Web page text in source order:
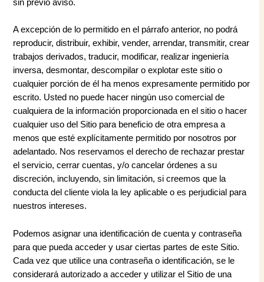
sin previo aviso.
A excepción de lo permitido en el párrafo anterior, no podrá
reproducir, distribuir, exhibir, vender, arrendar, transmitir, crear
trabajos derivados, traducir, modificar, realizar ingeniería
inversa, desmontar, descompilar o explotar este sitio o
cualquier porción de él ha menos expresamente permitido por
escrito. Usted no puede hacer ningún uso comercial de
cualquiera de la información proporcionada en el sitio o hacer
cualquier uso del Sitio para beneficio de otra empresa a
menos que esté explícitamente permitido por nosotros por
adelantado. Nos reservamos el derecho de rechazar prestar
el servicio, cerrar cuentas, y/o cancelar órdenes a su
discreción, incluyendo, sin limitación, si creemos que la
conducta del cliente viola la ley aplicable o es perjudicial para
nuestros intereses.
Podemos asignar una identificación de cuenta y contraseña
para que pueda acceder y usar ciertas partes de este Sitio.
Cada vez que utilice una contraseña o identificación, se le
considerará autorizado a acceder y utilizar el Sitio de una